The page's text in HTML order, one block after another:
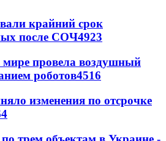
крайний срок
после СОЧ4923
провела воздушный
роботов4516
изменения по отсрочке